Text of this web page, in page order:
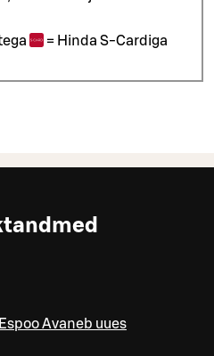
= Hinda S-Cardiga
EspooAvaneb uues